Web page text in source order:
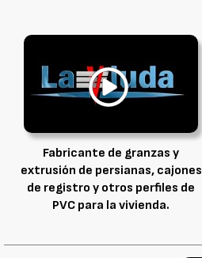
Fabricante de granzas y
extrusión de persianas, cajones
de registro y otros perfiles de
PVC para la vivienda.